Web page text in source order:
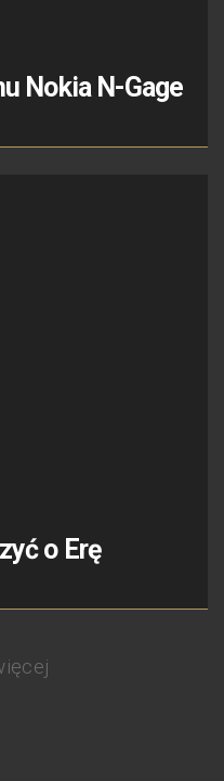
Nokia N-Gage
o Erę